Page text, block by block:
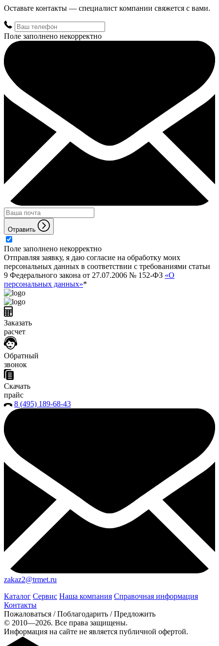
Оставьте контакты — специалист компании свяжется с вами.
Поле заполнено некорректно
Отравить
Поле заполнено некорректно
Отправляя заявку, я даю согласие на обработку моих
персональных данных в соответствии с требованиями статьи
9 Федерального закона от 27.07.2006 № 152-ФЗ «О
персональных данных»*
Заказать
расчет
Обратный
звонок
Скачать
прайс
8 (495) 189-68-43
zakaz2@trmet.ru
Каталог Сервис Наша компания Справочная информация
Контакты
Пожаловаться / Поблагодарить / Предложить
© 2010—2026. Все права защищены.
Информация на сайте не является публичной офертой.